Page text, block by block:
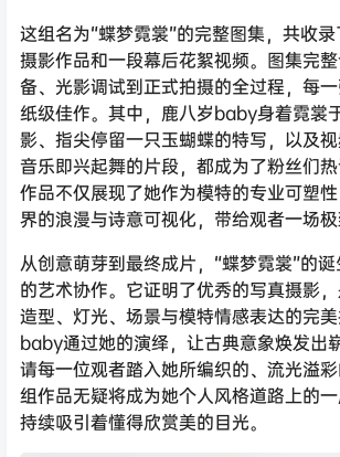
这组名为“蝶梦霓裳”的完整图集，共收
摄影作品和一段幕后花絮视频。图集完
备、光影调试到正式拍摄的全过程，每
纸级佳作。其中，鹿八岁baby身着霓裳
影、指尖停留一只玉蝴蝶的特写，以及
音乐即兴起舞的片段，都成为了粉丝们
作品不仅展现了她作为模特的专业可塑
界的浪漫与诗意可视化，带给观者一场极
从创意萌芽到最终成片，“蝶梦霓裳”的
的艺术协作。它证明了优秀的写真摄影，
造型、灯光、场景与模特情感表达的完
baby通过她的演绎，让古典意象焕发出
请每一位观者踏入她所编织的、流光溢
组作品无疑将成为她个人风格道路上的一
持续吸引着懂得欣赏美的目光。